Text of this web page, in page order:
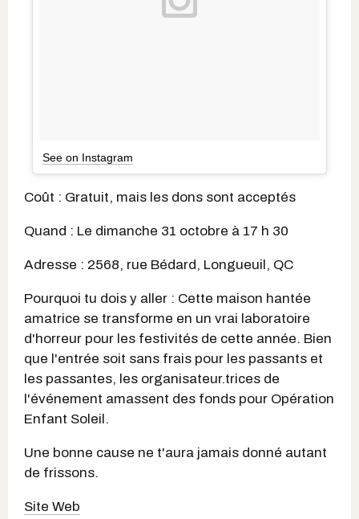
See on Instagram
Coût : Gratuit, mais les dons sont acceptés
Quand : Le dimanche 31 octobre à 17 h 30
Adresse : 2568, rue Bédard, Longueuil, QC
Pourquoi tu dois y aller : Cette maison hantée
amatrice se transforme en un vrai laboratoire
d'horreur pour les festivités de cette année. Bien
que l'entrée soit sans frais pour les passants et
les passantes, les organisateur.trices de
l'événement amassent des fonds pour Opération
Enfant Soleil.
Une bonne cause ne t'aura jamais donné autant
de frissons.
Site Web